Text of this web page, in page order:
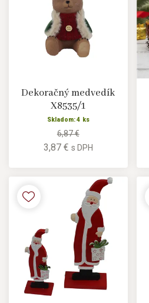
Dekoračný medvedík
X8535/1
Skladom: 4 ks
6,87 €
3,87 € s DPH